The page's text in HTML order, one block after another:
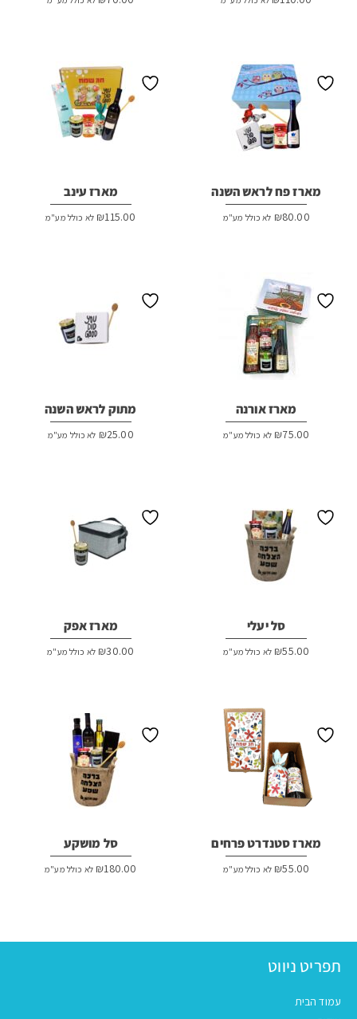
מארז פח לראש השנה
₪80.00 לא כולל מע"מ
מארז עינב
₪115.00 לא כולל מע"מ
מארז אורנה
₪75.00 לא כולל מע"מ
מתוק לראש השנה
₪25.00 לא כולל מע"מ
סל יעלי
₪55.00 לא כולל מע"מ
מארז אפק
₪30.00 לא כולל מע"מ
מארז סטנדרט פרחים
₪55.00 לא כולל מע"מ
סל מושקע
₪180.00 לא כולל מע"מ
תפריט ניווט
עמוד הבית